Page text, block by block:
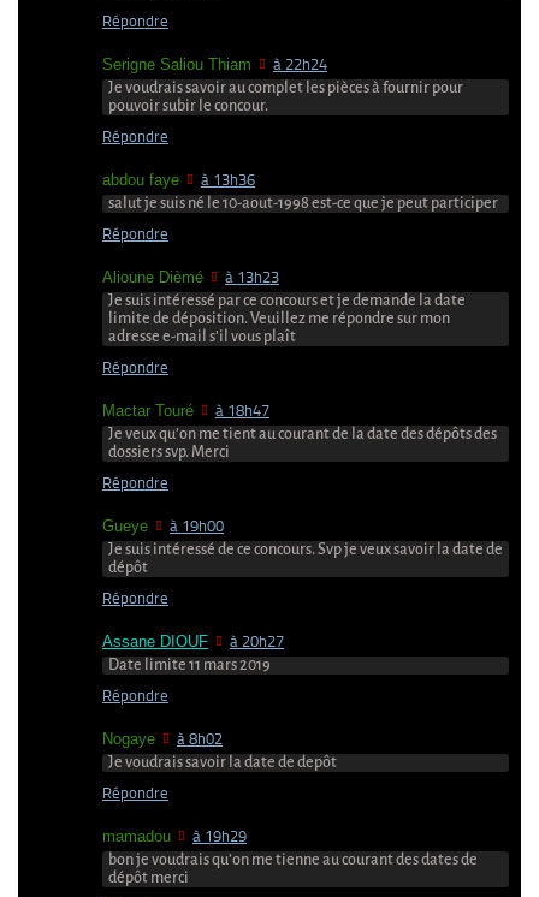
Répondre
Serigne Saliou Thiam à 22h24
Je voudrais savoir au complet les pièces à fournir pour
pouvoir subir le concour.
Répondre
abdou faye à 13h36
salut je suis né le 10-aout-1998 est-ce que je peut participer
Répondre
Alioune Dièmé à 13h23
Je suis intéressé par ce concours et je demande la date
limite de déposition. Veuillez me répondre sur mon
adresse e-mail s’il vous plaît
Répondre
Mactar Touré à 18h47
Je veux qu’on me tient au courant de la date des dépôts des
dossiers svp. Merci
Répondre
Gueye à 19h00
Je suis intéressé de ce concours. Svp je veux savoir la date de
dépôt
Répondre
Assane DIOUF à 20h27
Date limite 11 mars 2019
Répondre
Nogaye à 8h02
Je voudrais savoir la date de depôt
Répondre
mamadou à 19h29
bon je voudrais qu’on me tienne au courant des dates de
dépôt merci